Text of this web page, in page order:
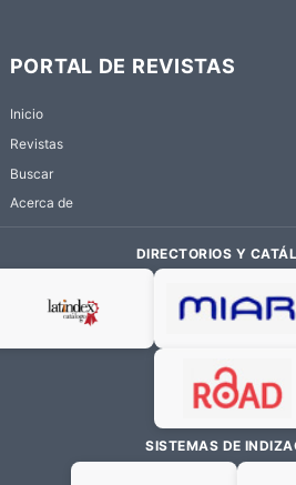
PORTAL DE REVISTAS
Inicio
Revistas
Buscar
Acerca de
DIRECTORIOS Y
SISTEMAS DE